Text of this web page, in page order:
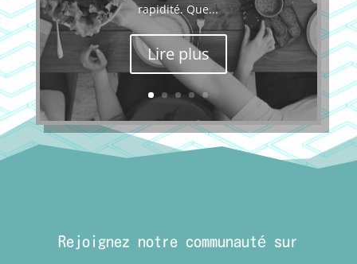
rapidité. Que...
Lire plus
Rejoignez notre communauté sur